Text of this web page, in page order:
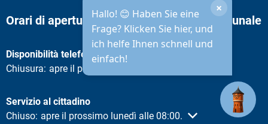
Hallo! 😊 Haben Sie eine
Frage? Klicken Sie hier, und
ich helfe Ihnen schnell und
einfach!
×
Orari di apertura dell'amministrazione comunale
Disponibilità telefonica
Fare clic per nascondere altri orari di apertura o chiusura
Chiusura: apre il prossimo lunedì alle 08:30.
Servizio al cittadino
Fare clic per nascondere altri orari di apertura o chiusura
Chiuso: apre il prossimo lunedì alle 08:00.